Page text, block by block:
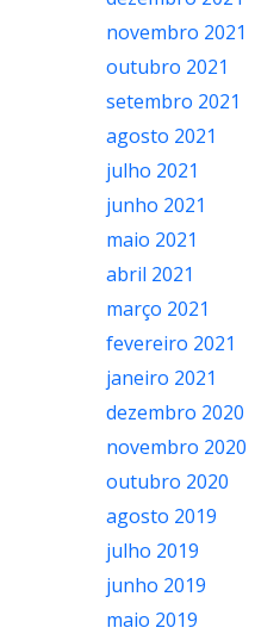
novembro 2021
outubro 2021
setembro 2021
agosto 2021
julho 2021
junho 2021
maio 2021
abril 2021
março 2021
fevereiro 2021
janeiro 2021
dezembro 2020
novembro 2020
outubro 2020
agosto 2019
julho 2019
junho 2019
maio 2019